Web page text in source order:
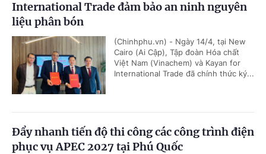
International Trade đảm bảo an ninh nguyên
liệu phân bón
(Chinhphu.vn) - Ngày 14/4, tại New
Cairo (Ai Cập), Tập đoàn Hóa chất
Việt Nam (Vinachem) và Kayan for
International Trade đã chính thức ký...
Đẩy nhanh tiến độ thi công các công trình điện
phục vụ APEC 2027 tại Phú Quốc